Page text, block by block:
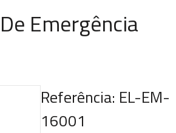
Emergência
Referência: EL-EM-
16001